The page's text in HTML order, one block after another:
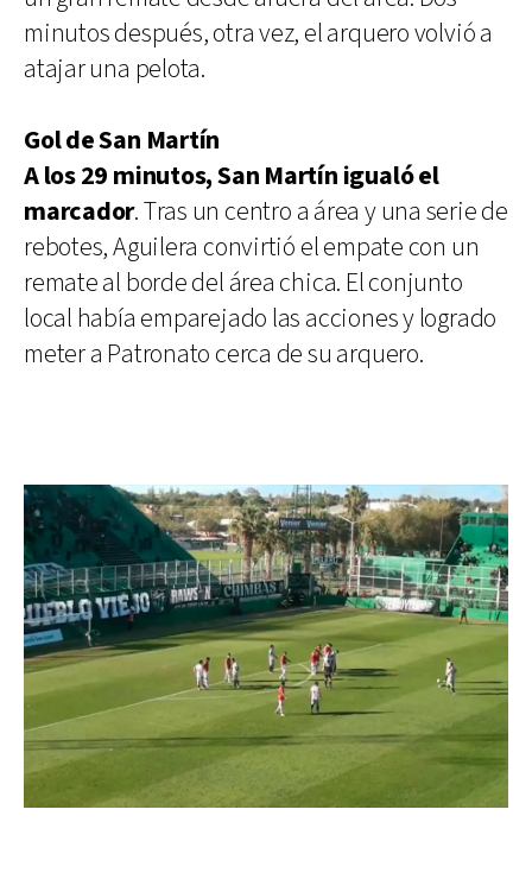
minutos después, otra vez, el arquero volvió a
atajar una pelota.
Gol de San Martín
A los 29 minutos, San Martín igualó el
marcador. Tras un centro a área y una serie de
rebotes, Aguilera convirtió el empate con un
remate al borde del área chica. El conjunto
local había emparejado las acciones y logrado
meter a Patronato cerca de su arquero.